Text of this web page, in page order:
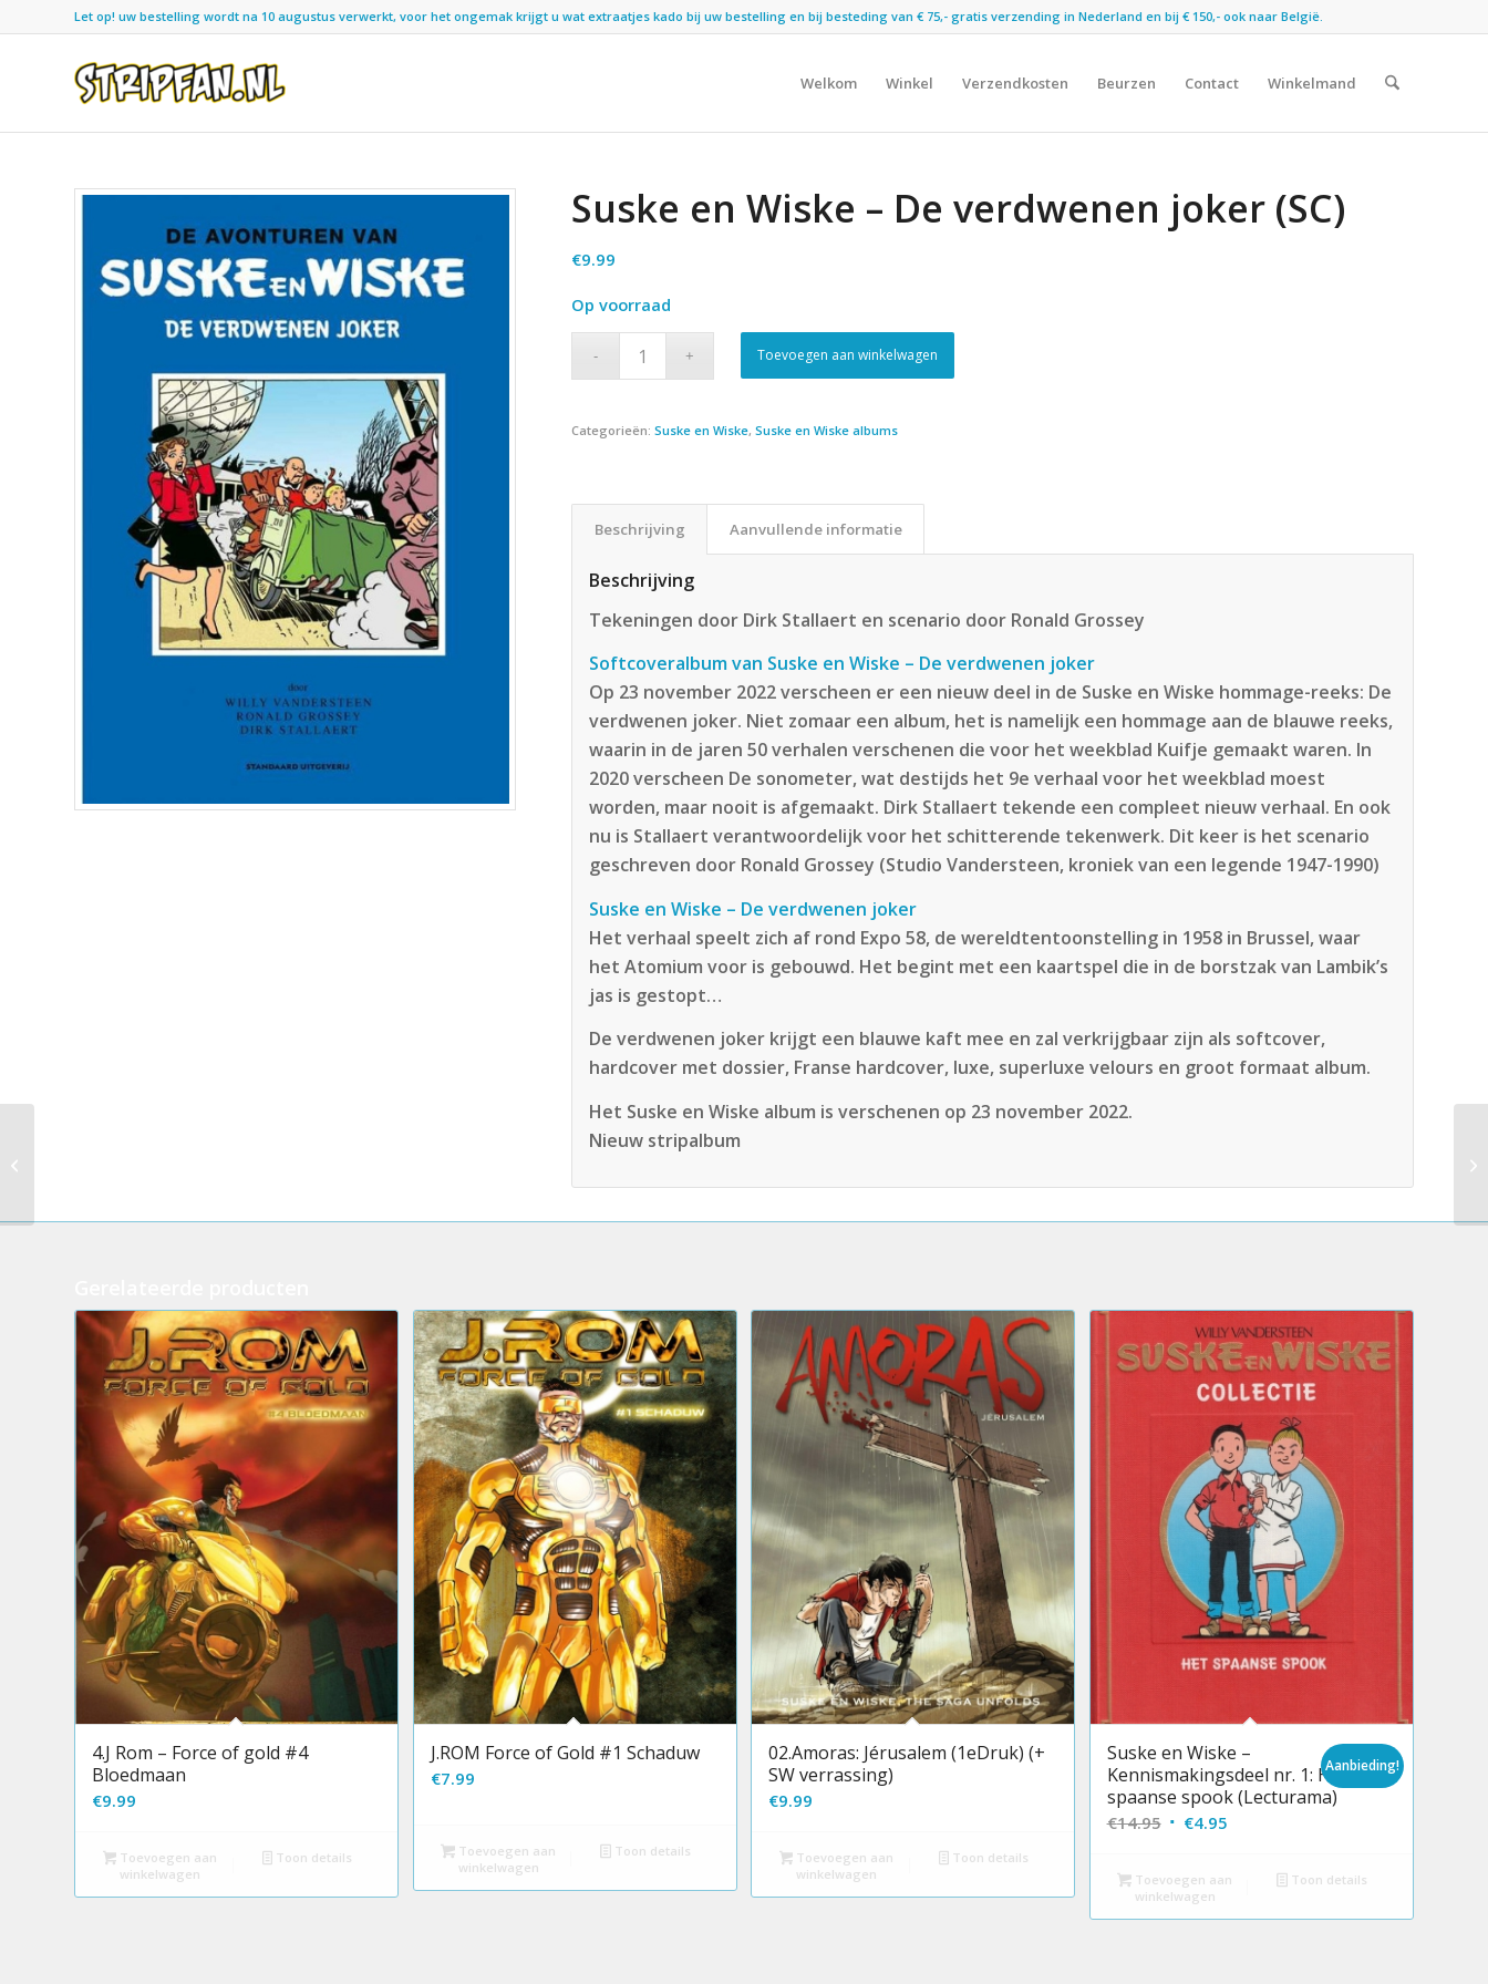
Let op! uw bestelling wordt na 10 augustus verwerkt, voor het ongemak krijgt u wat extraatjes kado bij uw bestelling en bij besteding van € 75,- gratis verzending in Nederland en bij € 150,- ook naar België.
Welkom Winkel Verzendkosten Beurzen Contact Winkelmand
Suske en Wiske – De verdwenen joker (SC)
€9.99
Op voorraad
Toevoegen aan winkelwagen
Categorieën:Suske en Wiske,Suske en Wiske albums
Beschrijving Aanvullende informatie
Beschrijving
Tekeningen door Dirk Stallaert en scenario door Ronald Grossey
Softcoveralbum van Suske en Wiske – De verdwenen joker
Op 23 november 2022 verscheen er een nieuw deel in de Suske en Wiske hommage-reeks: De
verdwenen joker. Niet zomaar een album, het is namelijk een hommage aan de blauwe reeks,
waarin in de jaren 50 verhalen verschenen die voor het weekblad Kuifje gemaakt waren. In
2020 verscheen De sonometer, wat destijds het 9e verhaal voor het weekblad moest
worden, maar nooit is afgemaakt. Dirk Stallaert tekende een compleet nieuw verhaal. En ook
nu is Stallaert verantwoordelijk voor het schitterende tekenwerk. Dit keer is het scenario
geschreven door Ronald Grossey (Studio Vandersteen, kroniek van een legende 1947-1990)
Suske en Wiske – De verdwenen joker
Het verhaal speelt zich af rond Expo 58, de wereldtentoonstelling in 1958 in Brussel, waar
het Atomium voor is gebouwd. Het begint met een kaartspel die in de borstzak van Lambik’s
jas is gestopt…
De verdwenen joker krijgt een blauwe kaft mee en zal verkrijgbaar zijn als softcover,
hardcover met dossier, Franse hardcover, luxe, superluxe velours en groot formaat album.
Het Suske en Wiske album is verschenen op 23 november 2022.
Nieuw stripalbum
4.J Rom – Force of gold #4
Bloedmaan
€9.99
Toevoegen aan
winkelwagen
Toon details
J.ROM Force of Gold #1 Schaduw
€7.99
Toevoegen aan
winkelwagen
Toon details
02.Amoras: Jérusalem (1eDruk) (+
SW verrassing)
€9.99
Toevoegen aan
winkelwagen
Toon details
Suske en Wiske –
Kennismakingsdeel nr. 1: Het
spaanse spook (Lecturama)
€14.95 Oorspronkelijke
was:
€14.95.
€4.95Huidige
is:
Aanbieding!
Toevoegen aan
winkelwagen
Toon details